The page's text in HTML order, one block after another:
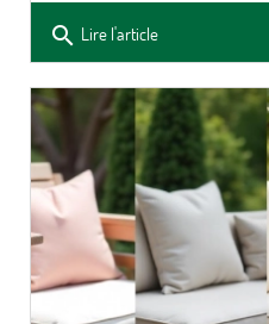
search Lire l'article